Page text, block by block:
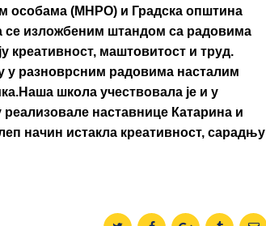
особама (МНРО) и Градска општина
изложбеним штандом са радовима
креативност, маштовитост и труд.
у разноврсним радовима насталим
школа учествовала је и у
наставнице Катарина и
начин истакла креативност, сарадњу